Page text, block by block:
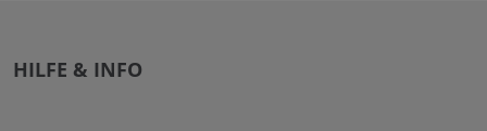
HILFE & INFO